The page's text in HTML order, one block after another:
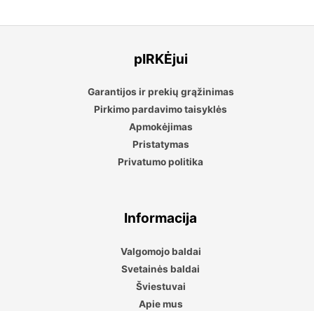
pIRKĖjui
Garantijos ir prekių grąžinimas
Pirkimo pardavimo taisyklės
Apmokėjimas
Pristatymas
Privatumo politika
Informacija
Valgomojo baldai
Svetainės baldai
Šviestuvai
Apie mus